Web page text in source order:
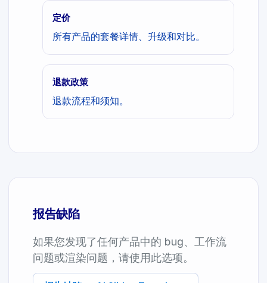
定价
所有产品的套餐详情、升级和对比。
退款政策
退款流程和须知。
报告缺陷
如果您发现了任何产品中的 bug、工作流
问题或渲染问题，请使用此选项。